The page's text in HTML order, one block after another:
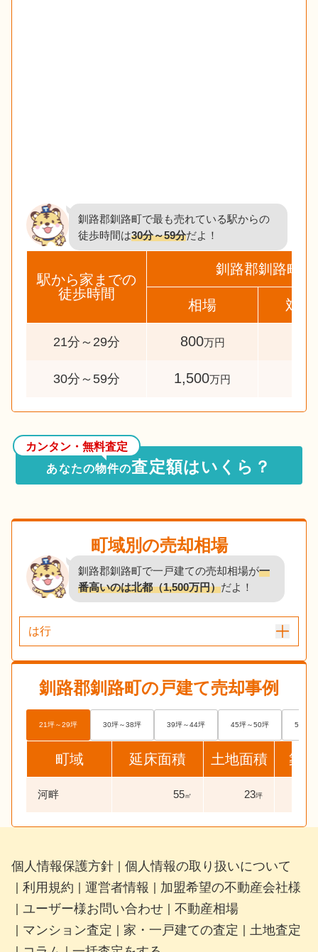
釧路郡釧路町で最も売れている駅からの
徒歩時間は30分～59分だよ！
駅から家までの
徒歩時間
釧路郡釧路町
相場 対象
21分～29分 800万円
30分～59分 1,500万円
カンタン・無料査定
あなたの物件の査定額はいくら？
町域別の売却相場
釧路郡釧路町で一戸建ての売却相場が一
番高いのは北都（1,500万円）だよ！
は行
釧路郡釧路町の戸建て売却事例
21坪～29坪 30坪～38坪 39坪～44坪 45坪～50坪 51坪
町域 延床面積 土地面積 築
河畔 55㎡ 23坪
個人情報保護方針 個人情報の取り扱いについて
利用規約 運営者情報 加盟希望の不動産会社様
ユーザー様お問い合わせ 不動産相場
マンション査定 家・一戸建ての査定 土地査定